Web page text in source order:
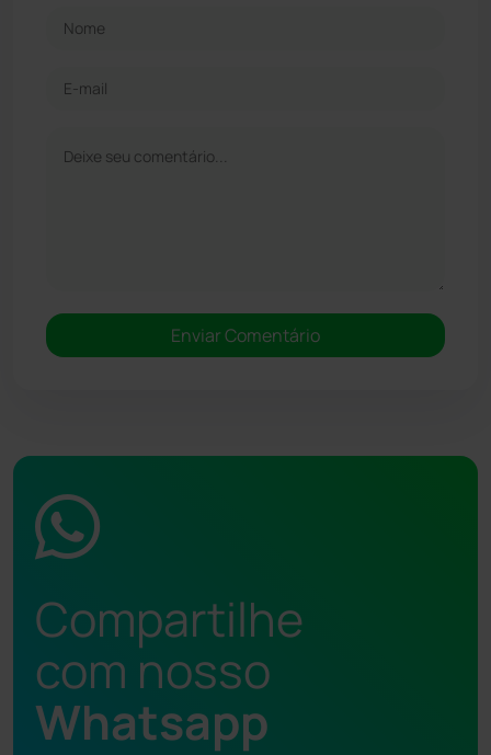
Compartilhe
com nosso
Whatsapp